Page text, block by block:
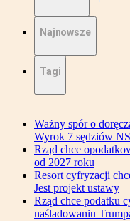
Najnowsze
Tagi
Ważny spór o
Wyrok 7 sędziów
Rząd chce
od 2027 roku
Resort cyfryzacji
Jest projekt ustawy
Rząd chce podatku
naśladowaniu